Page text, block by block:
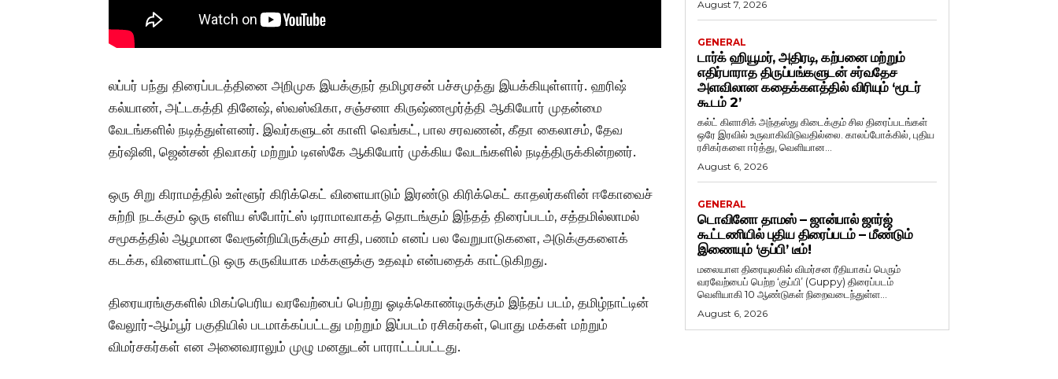
லப்பர் பந்து திரைப்படத்தினை அறிமுக இயக்குநர் தமிழரசன் பச்சமுத்து இயக்கியுள்ளார். ஹரிஷ்
கல்யாண், அட்டகத்தி தினேஷ், ஸ்வஸ்விகா, சஞ்சனா கிருஷ்ணமூர்த்தி ஆகியோர் முதன்மை
வேடங்களில் நடித்துள்ளனர். இவர்களுடன் காளி வெங்கட், பால சரவணன், கீதா கைலாசம், தேவ
தர்ஷினி, ஜென்சன் திவாகர் மற்றும் டிஎஸ்கே ஆகியோர் முக்கிய வேடங்களில் நடித்திருக்கின்றனர்.
ஒரு சிறு கிராமத்தில் உள்ளூர் கிரிக்கெட் விளையாடும் இரண்டு கிரிக்கெட் காதலர்களின் ஈகோவைச்
சுற்றி நடக்கும் ஒரு எளிய ஸ்போர்ட்ஸ் டிராமாவாகத் தொடங்கும் இந்தத் திரைப்படம், சத்தமில்லாமல்
சமூகத்தில் ஆழமான வேரூன்றியிருக்கும் சாதி, பணம் எனப் பல வேறுபாடுகளை, அடுக்குகளைக்
கடக்க, விளையாட்டு ஒரு கருவியாக மக்களுக்கு உதவும் என்பதைக் காட்டுகிறது.
திரையரங்குகளில் மிகப்பெரிய வரவேற்பைப் பெற்று ஓடிக்கொண்டிருக்கும் இந்தப் படம், தமிழ்நாட்டின்
வேலூர்-ஆம்பூர் பகுதியில் படமாக்கப்பட்டது மற்றும் இப்படம் ரசிகர்கள், பொது மக்கள் மற்றும்
விமர்சகர்கள் என அனைவராலும் முழு மனதுடன் பாராட்டப்பட்டது.
August 7, 2026
GENERAL
டார்க் ஹியூமர், அதிரடி, கற்பனை மற்றும்
எதிர்பாராத திருப்பங்களுடன் சர்வதேச
அளவிலான கதைக்களத்தில் விரியும் ‘மூடர்
கூடம் 2’
கல்ட் கிளாசிக் அந்தஸ்து கிடைக்கும் சில திரைப்படங்கள்
ஒரே இரவில் உருவாகிவிடுவதில்லை. காலப்போக்கில், புதிய
ரசிகர்களை ஈர்த்து, வெளியான...
August 6, 2026
GENERAL
டொவினோ தாமஸ் – ஜான்பால் ஜார்ஜ்
கூட்டணியில் புதிய திரைப்படம் – மீண்டும்
இணையும் ‘குப்பி’ டீம்!
மலையாள திரையுலகில் விமர்சன ரீதியாகப் பெரும்
வரவேற்பைப் பெற்ற ‘குப்பி’ (Guppy) திரைப்படம்
வெளியாகி 10 ஆண்டுகள் நிறைவடைந்துள்ள...
August 6, 2026